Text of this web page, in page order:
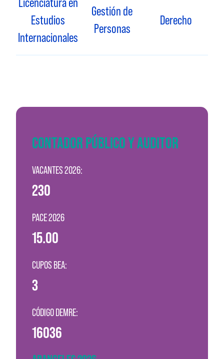
Estudios
Internacionales
Gestión de
Personas
Derecho
CONTADOR PÚBLICO Y AUDITOR
VACANTES 2026:
230
PACE 2026
15.00
CUPOS BEA:
3
CÓDIGO DEMRE:
16036